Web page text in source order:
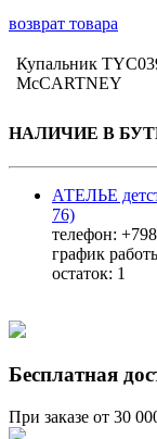
возврат товара
Купальник
McCARTNEY
НАЛИЧИЕ В
АТЕЛЬЕ
76)
телефон:
график
остаток: 1
Бесплатная
При заказе от 30